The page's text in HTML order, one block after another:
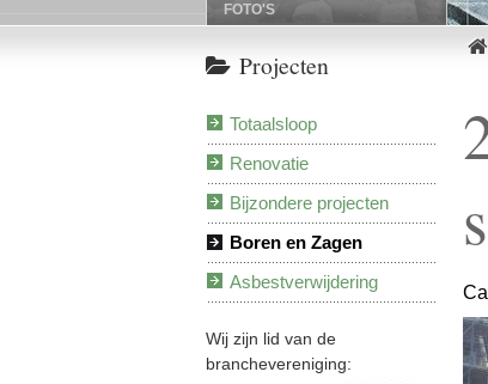
FOTO'S
Projecten
Totaalsloop
Renovatie
Bijzondere projecten
Boren en Zagen
Asbestverwijdering
Wij zijn lid van de
branchevereniging: